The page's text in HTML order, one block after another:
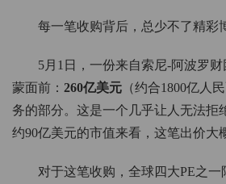
每一笔收购背后，总少不了精彩
5月1日，一份来自索尼-阿波罗
蒙面前： 260亿美元 （约合1800亿人
务的部分。这是一个几乎让人无法拒
约90亿美元的市值来看，这笔出价大
对于这笔收购，全球四大PE之